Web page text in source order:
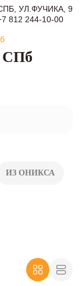
УЛ.ФУЧИКА, 9
812 244-10-00
СПб
ИЗ ОНИКСА